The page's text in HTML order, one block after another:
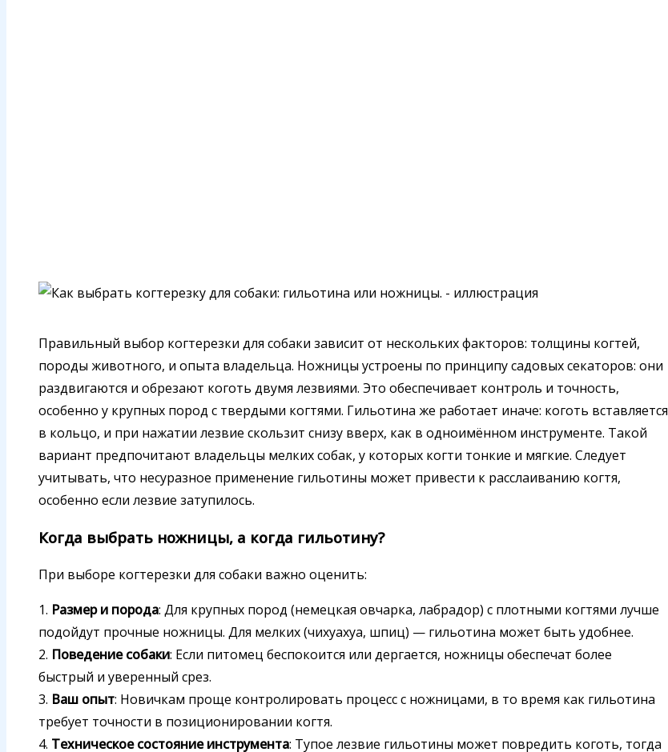
Правильный выбор когтерезки для собаки зависит от нескольких факторов: толщины когтей,
породы животного, и опыта владельца. Ножницы устроены по принципу садовых секаторов: они
раздвигаются и обрезают коготь двумя лезвиями. Это обеспечивает контроль и точность,
особенно у крупных пород с твердыми когтями. Гильотина же работает иначе: коготь вставляется
в кольцо, и при нажатии лезвие скользит снизу вверх, как в одноимённом инструменте. Такой
вариант предпочитают владельцы мелких собак, у которых когти тонкие и мягкие. Следует
учитывать, что несуразное применение гильотины может привести к расслаиванию когтя,
особенно если лезвие затупилось.
Когда выбрать ножницы, а когда гильотину?
При выборе когтерезки для собаки важно оценить:
1. Размер и порода: Для крупных пород (немецкая овчарка, лабрадор) с плотными когтями лучше
подойдут прочные ножницы. Для мелких (чихуахуа, шпиц) — гильотина может быть удобнее.
2. Поведение собаки: Если питомец беспокоится или дергается, ножницы обеспечат более
быстрый и уверенный срез.
3. Ваш опыт: Новичкам проще контролировать процесс с ножницами, в то время как гильотина
требует точности в позиционировании когтя.
4. Техническое состояние инструмента: Тупое лезвие гильотины может повредить коготь, тогда